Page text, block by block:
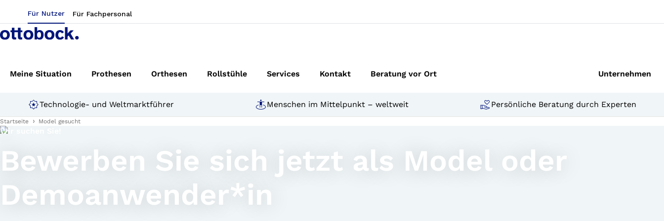
Für Nutzer Für Fachpersonal
Meine Situation Prothesen Orthesen Rollstühle Services Kontakt Beratung vor Ort Unternehmen
Technologie- und Weltmarktführer Menschen im Mittelpunkt – weltweit Persönliche Beratung durch Experten
Startseite Model gesucht
Wir suchen Sie!
Bewerben Sie sich jetzt als Model oder
Demoanwender*in